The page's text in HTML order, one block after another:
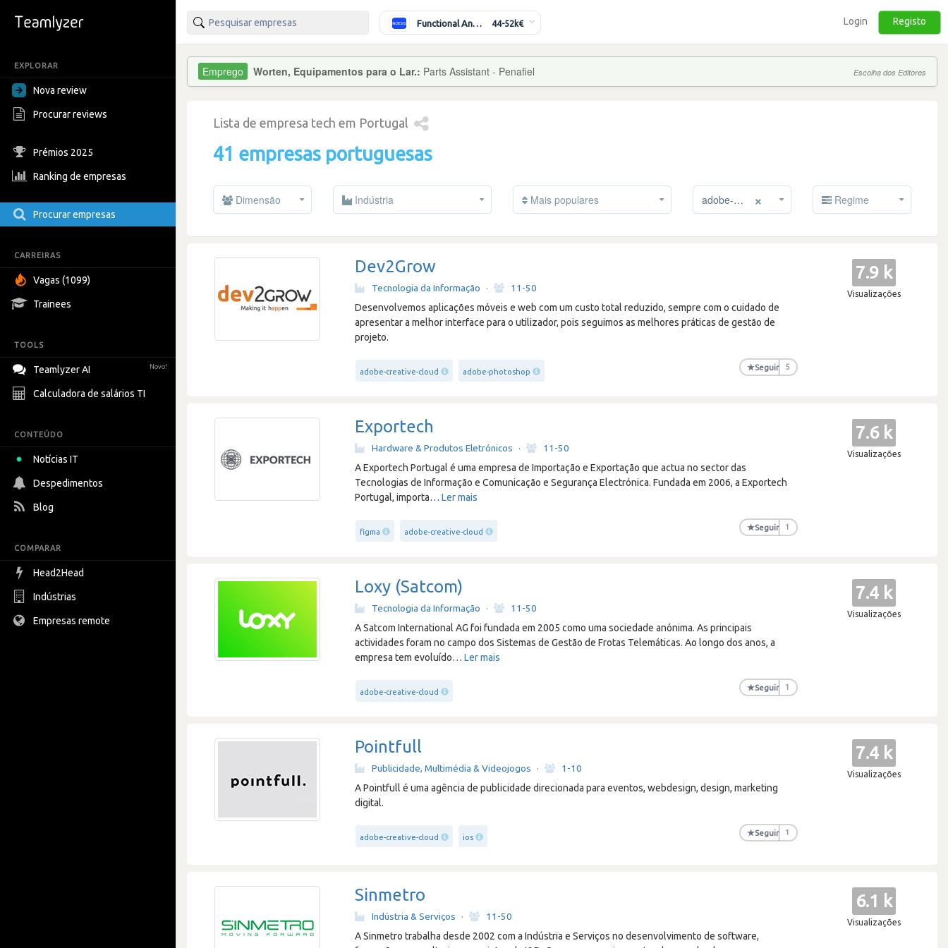
EXPLORAR
Nova review
Procurar reviews
Prémios 2025
Ranking de empresas
Procurar empresas
CARREIRAS
Vagas (1099)
Trainees
TOOLS
Teamlyzer AI Novo!
Calculadora de salários TI
CONTEÚDO
Notícias IT
Despedimentos
Blog
COMPARAR
Head2Head
Indústrias
Empresas remote
Functional Analyst (Banking) 44-52k€ Login Registo
Worten, Equipamentos para o Lar.: Parts Assistant - Penafiel Escolha dos Editores
Lista de empresa tech em Portugal
41 empresas portuguesas
Dimensão Indústria Mais populares ×
adobe-creative-cloud Regime
Dev2Grow
Tecnologia da Informação ·
11-50
Desenvolvemos aplicações móveis e web com um custo total reduzido, sempre com o cuidado de
apresentar a melhor interface para o utilizador, pois seguimos as melhores práticas de gestão de
projeto.
adobe-creative-cloud adobe-photoshop
★Seguir 5
7.9 k
Visualizações
Exportech
Hardware & Produtos Eletrónicos ·
11-50
A Exportech Portugal é uma empresa de Importação e Exportação que actua no sector das
Tecnologias de Informação e Comunicação e Segurança Electrónica. Fundada em 2006, a Exportech
Portugal, importa…Ler mais
figma adobe-creative-cloud
★Seguir 1
7.6 k
Visualizações
Loxy (Satcom)
Tecnologia da Informação ·
11-50
A Satcom International AG foi fundada em 2005 como uma sociedade anónima. As principais
actividades foram no campo dos Sistemas de Gestão de Frotas Telemáticas. Ao longo dos anos, a
empresa tem evoluído…Ler mais
adobe-creative-cloud
★Seguir 1
7.4 k
Visualizações
Pointfull
Publicidade, Multimédia & Videojogos ·
1-10
A Pointfull é uma agência de publicidade direcionada para eventos, webdesign, design, marketing
digital.
adobe-creative-cloud ios
★Seguir 1
7.4 k
Visualizações
Sinmetro
Indústria & Serviços ·
11-50
A Sinmetro trabalha desde 2002 com a Indústria e Serviços no desenvolvimento de software,
6.1 k
Visualizações